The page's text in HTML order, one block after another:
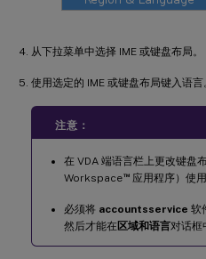
从下拉菜单中选择 IME 或键盘布局。
使用选定的 IME 或键盘布局键入语言
注意：
在 VDA 端语言栏上更改键盘
Workspace™应用程序）使用
必须将 accountsservice 软
然后才能在区域和语言对话框